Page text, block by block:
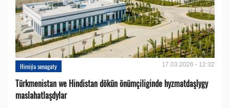
Himiýa senagaty 17.03.2026 - 12:32
Türkmenistan we Hindistan dökün önümçiliginde hyzmatdaşlygy
maslahatlaşdylar